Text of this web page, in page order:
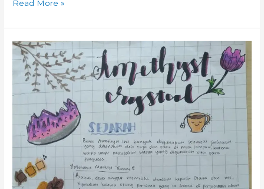
Read More »
FunFact
Amethyst
Crystal
Batu
Amethyst
Museum
Geologi
Bandung